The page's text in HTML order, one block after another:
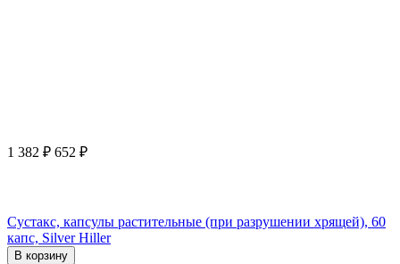
1 382 ₽ 652 ₽
Сустакс, капсулы растительные (при разрушении хрящей), 60
капс, Silver Hiller
В корзину